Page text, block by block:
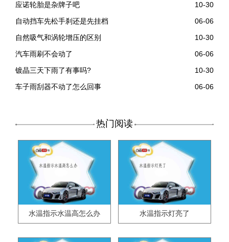
应诺轮胎是杂牌子吧
10-30
自动挡车先松手刹还是先挂档
06-06
自然吸气和涡轮增压的区别
10-30
汽车雨刷不会动了
06-06
镀晶三天下雨了有事吗?
10-30
车子雨刮器不动了怎么回事
06-06
热门阅读
水温指示水温高怎么办 水温指示灯亮了